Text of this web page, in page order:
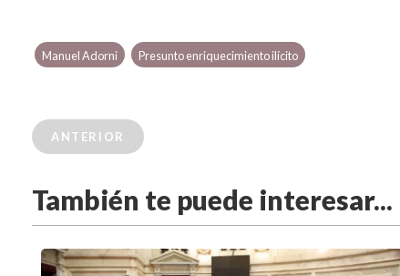
Manuel Adorni Presunto enriquecimiento ilícito
ANTERIOR
También te puede interesar...